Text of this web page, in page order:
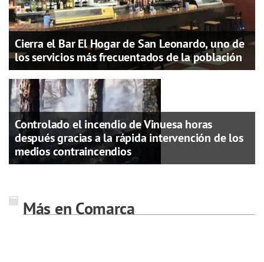
Cierra el Bar El Hogar de San Leonardo, uno de
los servicios más frecuentados de la población
Controlado el incendio de Vinuesa horas
después gracias a la rápida intervención de los
medios contraincendios
Más en Comarca